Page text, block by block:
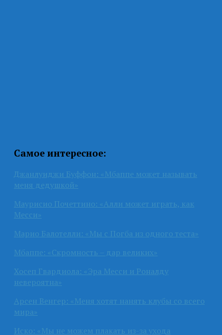
Самое интересное:
Джанлуиджи Буффон: «Мбаппе может называть
меня дедушкой»
Маурисио Почеттино: «Алли может играть, как
Месси»
Марио Балотелли: «Мы с Погба из одного теста»
Мбаппе: «Скромность – дар великих»
Хосеп Гвардиола: «Эра Месси и Роналду
невероятна»
Арсен Венгер: «Меня хотят нанять клубы со всего
мира»
Иско: «Мы не можем плакать из-за ухода